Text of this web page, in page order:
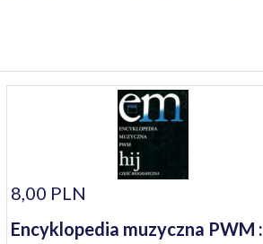
8,00 PLN
Encyklopedia muzyczna PWM :